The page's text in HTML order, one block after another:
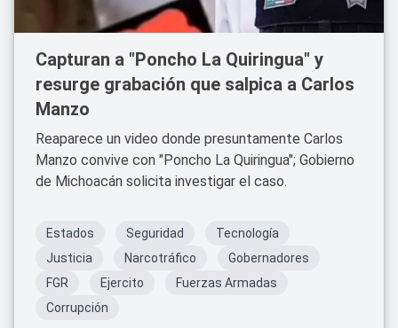
Capturan a "Poncho La Quiringua" y
resurge grabación que salpica a Carlos
Manzo
Reaparece un video donde presuntamente Carlos
Manzo convive con "Poncho La Quiringua"; Gobierno
de Michoacán solicita investigar el caso.
Estados Seguridad
Tecnología
Justicia
Narcotráfico
Gobernadores
FGR
Ejercito
Fuerzas Armadas
Corrupción